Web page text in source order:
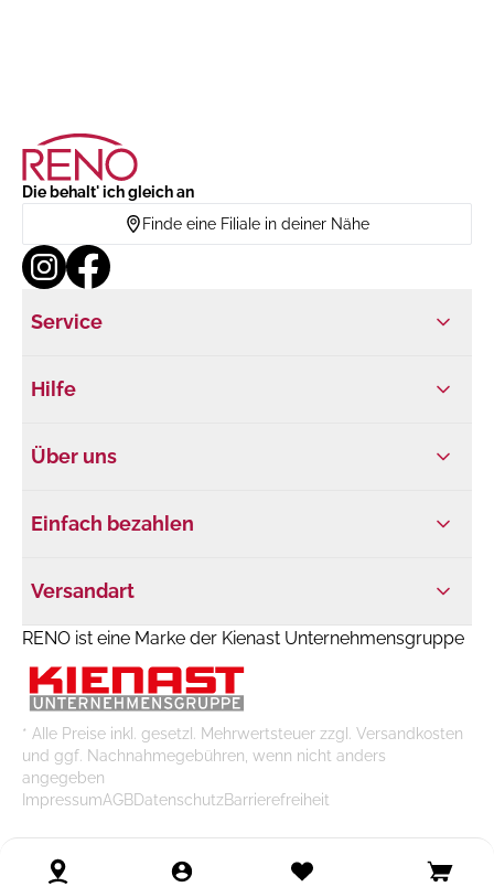
Die behalt' ich gleich an
Finde eine Filiale in deiner Nähe
Service
Hilfe
Über uns
Einfach bezahlen
Versandart
RENO ist eine Marke der Kienast Unternehmensgruppe
* Alle Preise inkl. gesetzl. Mehrwertsteuer zzgl. Versandkosten
und ggf. Nachnahmegebühren, wenn nicht anders
angegeben
ImpressumAGBDatenschutzBarrierefreiheit